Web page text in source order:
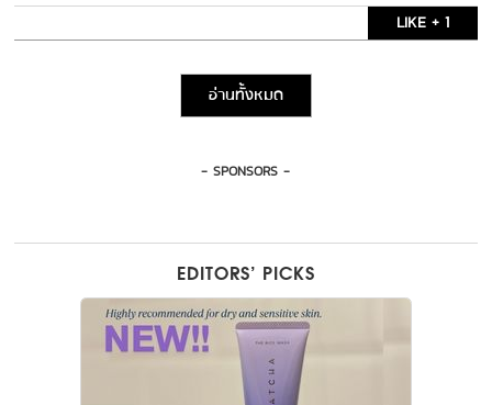
LIKE + 1
อ่านทั้งหมด
- SPONSORS -
EDITORS’ PICKS